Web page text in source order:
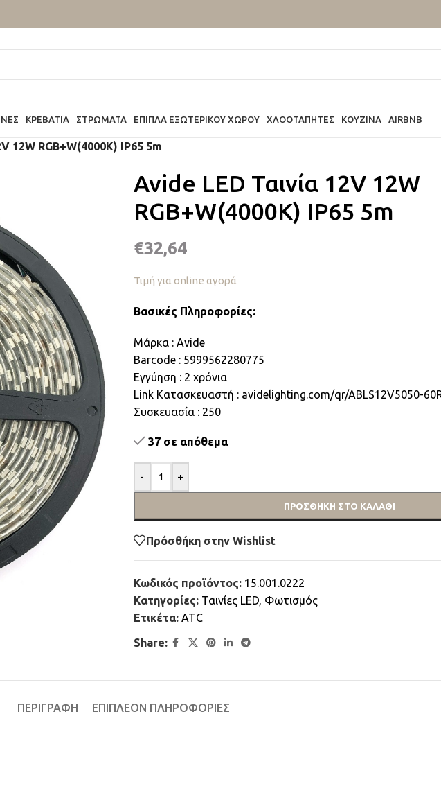
ΚΡΕΒΆΤΙΑ ΣΤΡΏΜΑΤΑ ΈΠΙΠΛΑ ΕΞΩΤΕΡΙΚΟΎ ΧΏΡΟΥ ΧΛΟΟΤΆΠΗΤΕΣ ΚΟΥΖΊΝΑ AIRBNB
12W RGB+W(4000K) IP65 5m
Avide LED Ταινία 12V 12W
RGB+W(4000K) IP65 5m
€32,64
Τιμή για online αγορά
Βασικές Πληροφορίες:
Μάρκα : Avide
Barcode : 5999562280775
Εγγύηση : 2 χρόνια
Link Κατασκευαστή : avidelighting.com/qr/ABLS12V5050-
Συσκευασία : 250
37 σε απόθεμα
- +
ΠΡΟΣΘΉΚΗ ΣΤΟ ΚΑΛΆΘΙ
Πρόσθήκη στην Wishlist
Κωδικός προϊόντος: 15.001.0222
Κατηγορίες: Ταινίες LED, Φωτισμός
Ετικέτα: ATC
Share:
ΠΕΡΙΓΡΑΦΉ ΕΠΙΠΛΈΟΝ ΠΛΗΡΟΦΟΡΊΕΣ